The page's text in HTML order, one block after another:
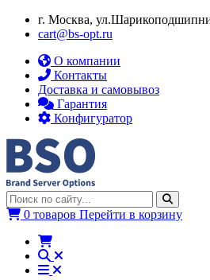
г. Москва,
cart@bs-opt.ru
О компании
Контакты
Доставка и самовывоз
Гарантия
Конфигуратор
0 товаров Перейти в корзину